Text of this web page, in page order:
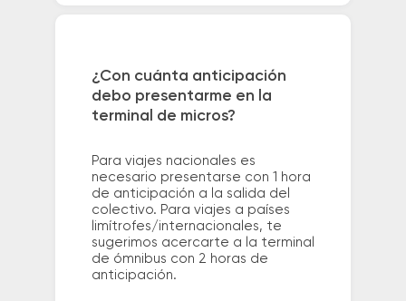
¿Con cuánta anticipación
debo presentarme en la
terminal de micros?
Para viajes nacionales es
necesario presentarse con 1 hora
de anticipación a la salida del
colectivo. Para viajes a países
limítrofes/internacionales, te
sugerimos acercarte a la terminal
de ómnibus con 2 horas de
anticipación.